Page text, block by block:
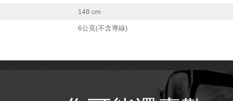
148 cm
6公克(不含導線)